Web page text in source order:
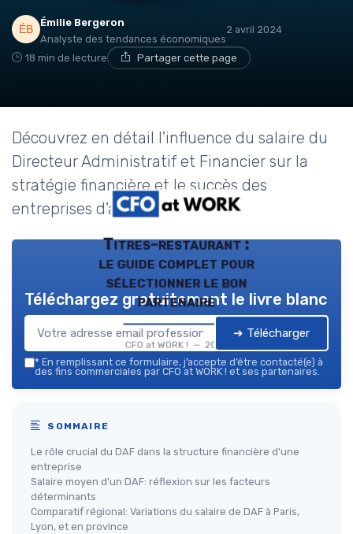
Émilie Bergeron
Analyste des tendances économiques
2 avril 2024
18 min de lecture Partager cette page
Découvrez en détail l'influence du salaire du
Directeur Administratif et Financier sur la
stratégie financière et le succès des
entreprises d'aujourd'hui.
Titres-restaurant :
le guide complet pour
sélectionner le bon
partenaire
CFO at WORK ! — 2026
Téléchargez gratuitement le livre blanc
➔ Télécharger
* En remplissant ce formulaire, j’accepte d’être contacté(e) à
des fins commerciales par CFO at WORK ! et ses partenaires.
SOMMAIRE
Le rôle crucial du DAF dans la structure financière d'une
entreprise
Salaire moyen d'un DAF: réflexion sur les facteurs
déterminants
Comparatif régional: Variations du salaire de DAF à Paris,
Lyon, et en province